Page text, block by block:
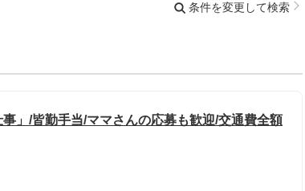
条件を変更して検索
」/皆勤手当/ママさんの応募も歓迎/交通費全額